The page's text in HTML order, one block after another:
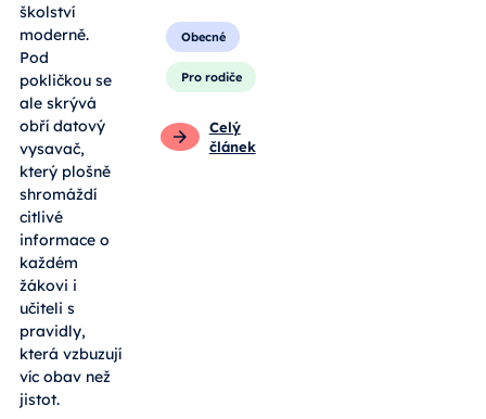
školství
moderně.
Pod
pokličkou se
ale skrývá
obří datový
vysavač,
který plošně
shromáždí
citlivé
informace o
každém
žákovi i
učiteli s
pravidly,
která vzbuzují
víc obav než
jistot.
Obecné
Pro rodiče
Celý
článek